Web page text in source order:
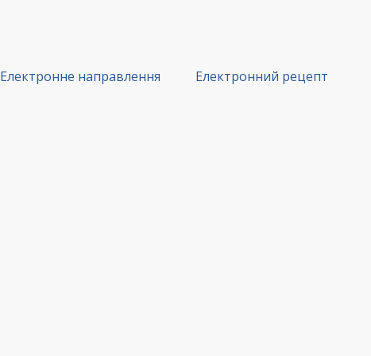
Електронне направлення Електронний рецепт